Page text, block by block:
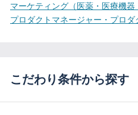
マーケティング（医薬・医療機器
プロダクトマネージャー・プロダ
こだわり条件から探す